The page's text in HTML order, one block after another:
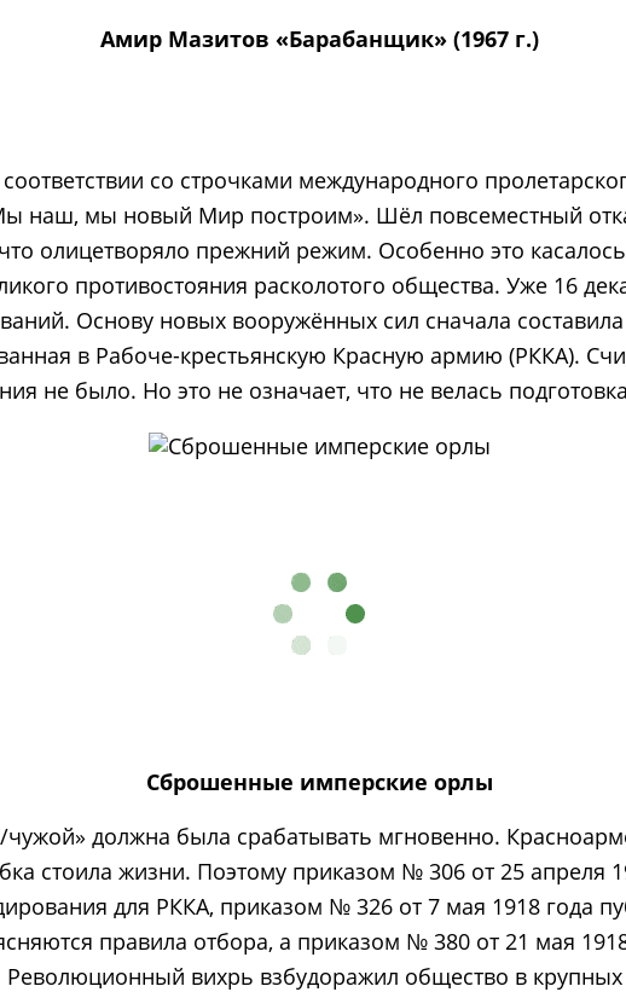
Амир Мазитов «Барабанщик» (1967 г.)
со строчками международного
наш, мы новый Мир построим». Шёл повсеместный
олицетворяло прежний режим. Особенно это
противостояния расколотого общества. Уже 16
Основу новых вооружённых сил сначала
в Рабоче-крестьянскую Красную армию (РККА).
не было. Но это не означает, что не велась
Сброшенные имперские орлы
должна была срабатывать мгновенно.
стоила жизни. Поэтому приказом № 306 от 25 апреля
для РККА, приказом № 326 от 7 мая 1918 года
правила отбора, а приказом № 380 от 21 мая 1918
вихрь взбудоражил общество в крупных